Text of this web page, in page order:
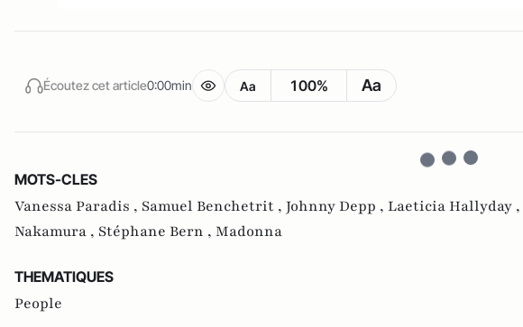
Écoutez cet article0:00min Aa 100% Aa
MOTS-CLES
Vanessa Paradis , Samuel Benchetrit , Johnny Depp , Laeticia Hallyday ,
Nakamura , Stéphane Bern , Madonna
THEMATIQUES
People